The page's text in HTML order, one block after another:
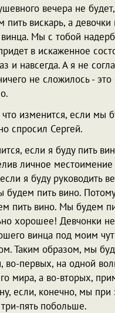
вечера не
пить вискарь, а девочки
винца. Мы с тобой
в искаженное
и навсегда. А я не
не сложилось - это
изменится, если мы
спросил Сергей.
если я буду пить
личное местоимение
я буду руководить
будем пить вино.
пить вино. Мы будем
хорошее! Девчонки
винца под моим
Таким образом, мы
во-первых, на одной
мира, а во-вторых,
если, конечно, мы
пять побольше.